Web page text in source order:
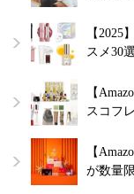
【2025
スメ30
【
スコフ
【
が数量